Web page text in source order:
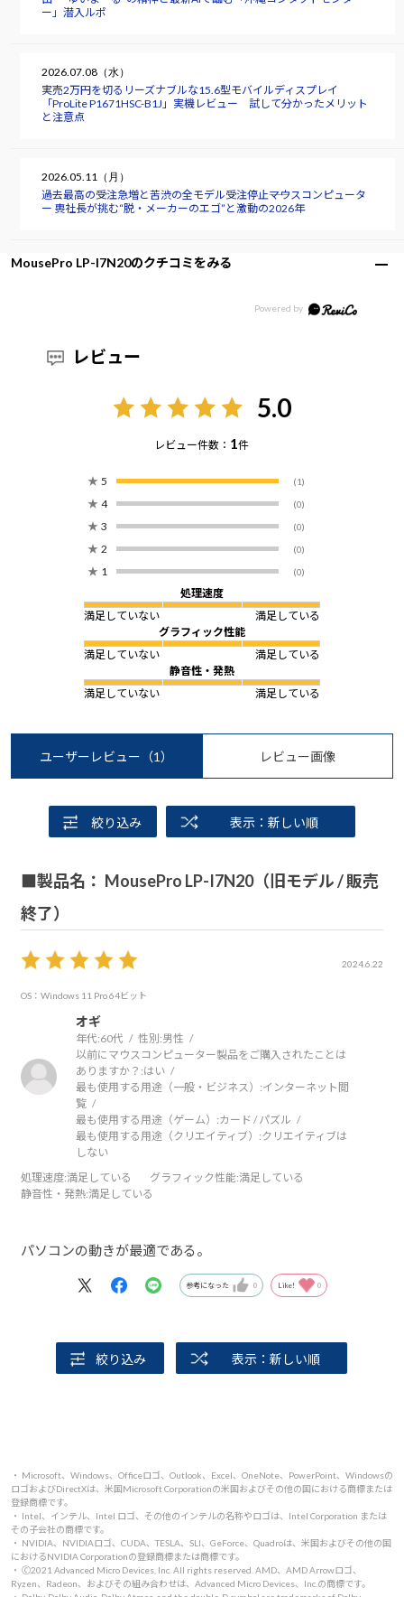
ー」潜入ルポ
2026.07.08（水）
実売2万円を切るリーズナブルな15.6型モバイルディスプレイ
「ProLite P1671HSC-B1J」実機レビュー 試して分かったメリット
と注意点
2026.05.11（月）
過去最高の受注急増と苦渋の全モデル受注停止――マウスコンピュータ
ー 軣社長が挑む“脱・メーカーのエゴ”と激動の2026年
MousePro LP-I7N20のクチコミをみる
レビュー
5.0
レビュー件数： 1件
★ 5 (1)
★ 4 (0)
★ 3 (0)
★ 2 (0)
★ 1 (0)
処理速度
満足していない
満足している
グラフィック性能
満足していない
満足している
静音性・発熱
満足していない
満足している
ユーザーレビュー （1） レビュー画像
絞り込み 表示：新しい順
■製品名： MousePro LP-I7N20（旧モデル / 販売
終了）
2024.6.22
OS：Windows 11 Pro 64ビット
オギ
年代:60代 性別:男性
以前にマウスコンピューター製品をご購入されたことは
ありますか？:はい
最も使用する用途（一般・ビジネス）:インターネット閲
覧
最も使用する用途（ゲーム）:カード / パズル
最も使用する用途（クリエイティブ）:クリエイティブは
しない
処理速度:満足している グラフィック性能:満足している
静音性・発熱:満足している
パソコンの動きが最適である。
参考になった 0 Like! 0
絞り込み 表示：新しい順
・ Microsoft、Windows、Officeロゴ、Outlook、Excel、OneNote、PowerPoint、Windowsの
ロゴおよびDirectXは、米国Microsoft Corporationの米国およびその他の国における商標または
登録商標です。
・ Intel、インテル、Intel ロゴ、その他のインテルの名称やロゴは、Intel Corporation または
その子会社の商標です。
・ NVIDIA、NVIDIAロゴ、CUDA、TESLA、SLI、GeForce、Quadroは、米国およびその他の国
におけるNVIDIA Corporationの登録商標または商標です。
・ 🄫2021 Advanced Micro Devices, Inc. All rights reserved. AMD、AMD Arrowロゴ、
Ryzen、Radeon、およびその組み合わせは、Advanced Micro Devices、Inc.の商標です。